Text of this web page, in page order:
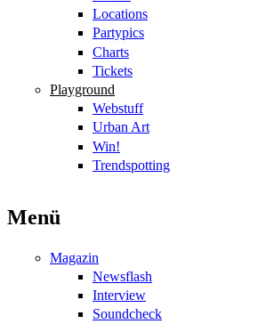
Locations
Partypics
Charts
Tickets
Playground
Webstuff
Urban Art
Win!
Trendspotting
Menü
Magazin
Newsflash
Interview
Soundcheck